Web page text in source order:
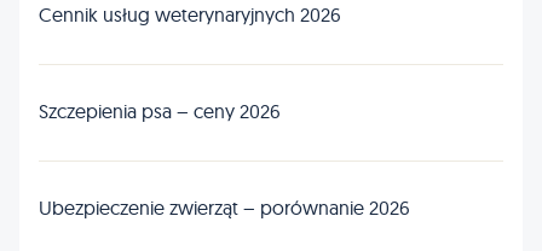
Cennik usług weterynaryjnych 2026
Szczepienia psa – ceny 2026
Ubezpieczenie zwierząt – porównanie 2026